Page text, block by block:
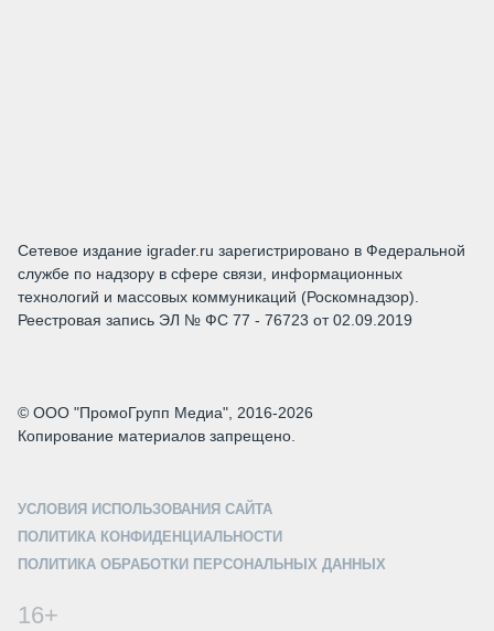
Сетевое издание igrader.ru зарегистрировано в Федеральной
службе по надзору в сфере связи, информационных
технологий и массовых коммуникаций (Роскомнадзор).
Реестровая запись ЭЛ № ФС 77 - 76723 от 02.09.2019
© ООО "ПромоГрупп Медиа", 2016-2026
Копирование материалов запрещено.
УСЛОВИЯ ИСПОЛЬЗОВАНИЯ САЙТА
ПОЛИТИКА КОНФИДЕНЦИАЛЬНОСТИ
ПОЛИТИКА ОБРАБОТКИ ПЕРСОНАЛЬНЫХ ДАННЫХ
16+